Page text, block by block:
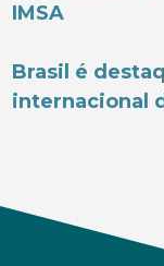
IMSA
Brasil é
internacional